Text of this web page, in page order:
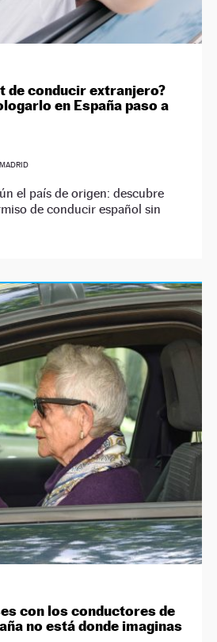
de conducir extranjero?
en España paso a
el país de origen: descubre
de conducir español sin
con los conductores de
no está donde imaginas